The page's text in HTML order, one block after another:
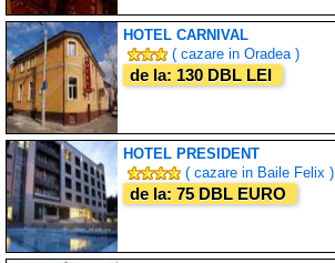
HOTEL CARNIVAL
( cazare in Oradea )
de la: 130 DBL LEI
HOTEL PRESIDENT
( cazare in Baile Felix )
de la: 75 DBL EURO